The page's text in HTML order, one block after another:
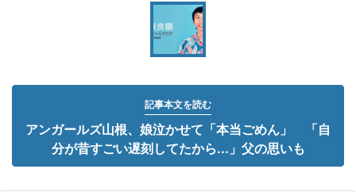
記事本文を読む
アンガールズ山根、娘泣かせて「本当ごめん」 「自
分が昔すごい遅刻してたから...」父の思いも